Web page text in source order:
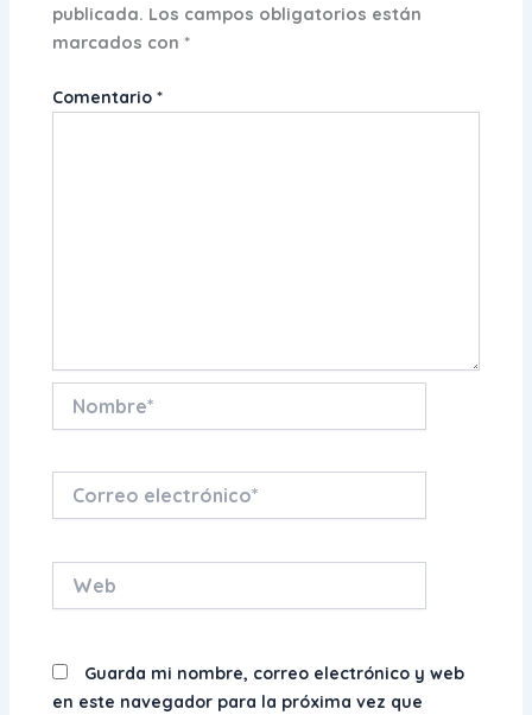
publicada. Los campos obligatorios están
marcados con*
Comentario*
electrónico*
Guarda mi nombre, correo electrónico y web
en este navegador para la próxima vez que